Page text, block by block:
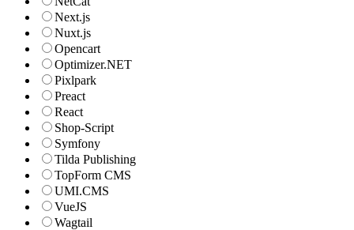
Next.js
Nuxt.js
Opencart
Optimizer.NET
Pixlpark
Preact
React
Shop-Script
Symfony
Tilda Publishing
TopForm CMS
UMI.CMS
VueJS
Wagtail